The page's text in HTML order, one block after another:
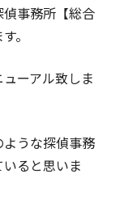
事務所【総合
。
ーアル致しま
うな探偵事務
ると思いま